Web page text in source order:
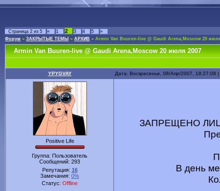
Страница 2 из 5 « 1 2 3 4 5
»
Форум » ЗАКРЫТЫЕ ТЕМЫ » АРХИВ » Armin Van Buuren-live @ Gaudi Arena,Мoscow 20
Armin Van Buuren-live @ Gaudi Arena,Мoscow 20 июля 2007
YPYGVAY Дата: Воскресенье, 08/Апр/2007,
Positive Life
Группа: Пользователь
Сообщений: 293
Репутация: 16
Замечания: 0%
Статус: Offline
ЗАПРЕЩЕНО
В день